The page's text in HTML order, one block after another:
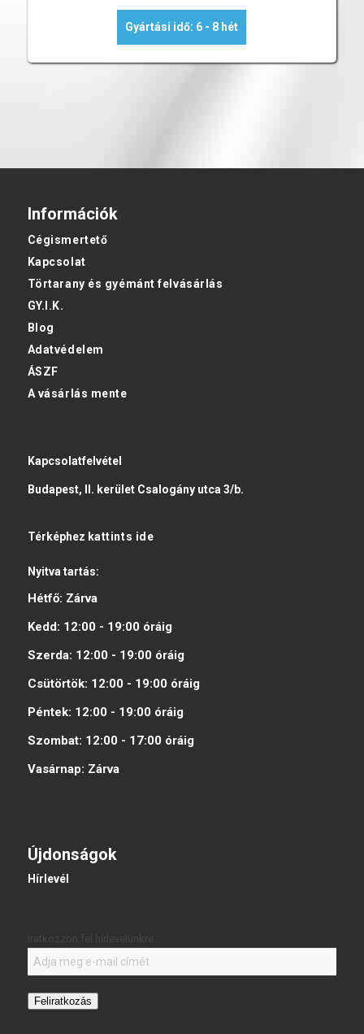
Gyártási idő: 6 - 8 hét
Információk
Cégismertető
Kapcsolat
Törtarany és gyémánt felvásárlás
GY.I.K.
Blog
Adatvédelem
ÁSZF
A vásárlás mente
Kapcsolatfelvétel
Budapest, II. kerület Csalogány utca 3/b.
Térképhez kattints ide
Nyitva tartás:
Hétfő: Zárva
Kedd: 12:00 - 19:00 óráig
Szerda: 12:00 - 19:00 óráig
Csütörtök: 12:00 - 19:00 óráig
Péntek: 12:00 - 19:00 óráig
Szombat: 12:00 - 17:00 óráig
Vasárnap: Zárva
Újdonságok
Hírlevél
Feliratkozás